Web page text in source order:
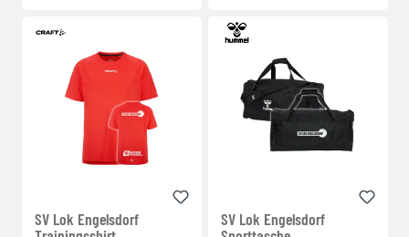
SV Lok Engelsdorf
SV Lok Engelsdorf